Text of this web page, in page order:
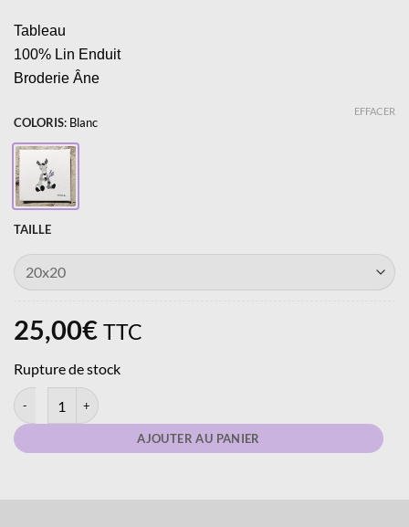
Tableau
100% Lin Enduit
Broderie Âne
COLORIS: Blanc
TAILLE
EFFACER
25,00€ TTC
Rupture de stock
quantité de Tableau - Lin Enduit - Âne
AJOUTER AU PANIER